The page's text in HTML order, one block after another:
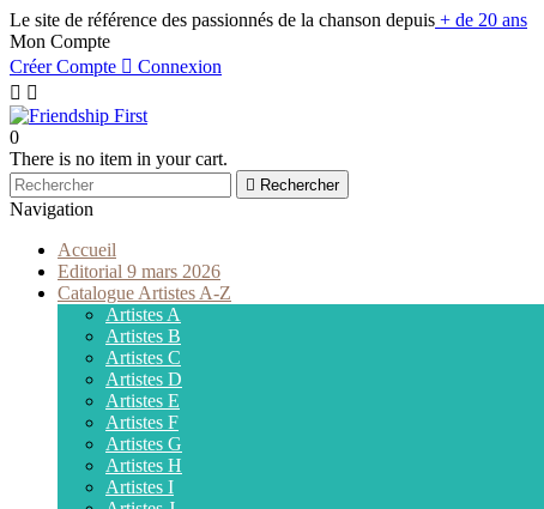
Le site de référence des passionnés de la chanson depuis + de 20 ans
Mon Compte
Créer Compte  Connexion
 
0
There is no item in your cart.
 Rechercher
Navigation
Accueil
Editorial 9 mars 2026
Catalogue Artistes A-Z
Artistes A
Artistes B
Artistes C
Artistes D
Artistes E
Artistes F
Artistes G
Artistes H
Artistes I